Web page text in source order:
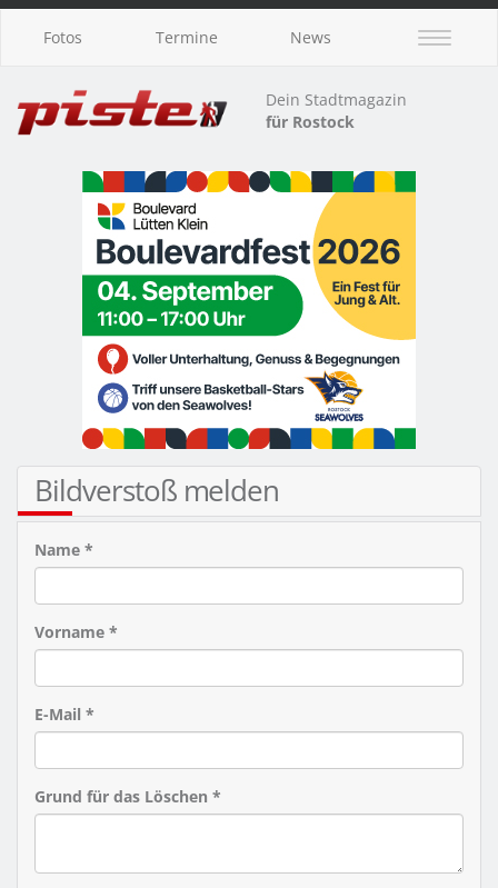
Fotos Termine News
Dein Stadtmagazin
für Rostock
Bildverstoß melden
Name *
Vorname *
E-Mail *
Grund für das Löschen *